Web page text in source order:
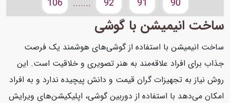
90
91
92
.......
106
ساخت انیمیشن با گوشی
ساخت انیمیشن با استفاده از گوشی‌های هوشمند یک فرصت
جذاب برای افراد علاقه‌مند به هنر تصویری و خلاقیت است. این
روش نیاز به تجهیزات گران قیمت و دانش پیچیده ندارد و به افراد
امکان می‌دهد با استفاده از دوربین گوشی، اپلیکیشن‌های ویرایش